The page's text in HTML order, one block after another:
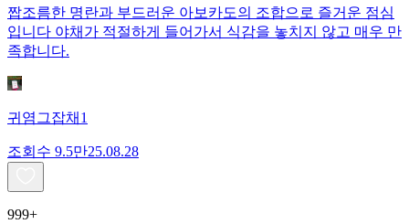
짭조름한 명란과 부드러운 아보카도의 조합으로 즐거운 점심
입니다 야채가 적절하게 들어가서 식감을 놓치지 않고 매우 만
족합니다.
귀염그잡채1
조회수 9.5만25.08.28
999+